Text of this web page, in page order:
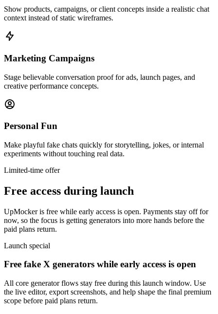
Show products, campaigns, or client concepts inside a realistic chat
context instead of static wireframes.
Marketing Campaigns
Stage believable conversation proof for ads, launch pages, and
creative performance concepts.
Personal Fun
Make playful fake chats quickly for storytelling, jokes, or internal
experiments without touching real data.
Limited-time offer
Free access during launch
UpMocker is free while early access is open. Payments stay off for
now, so the focus is getting generators into more hands before the
paid plans return.
Launch special
Free fake X generators while early access is open
All core generator flows stay free during this launch window. Use
the live editor, export screenshots, and help shape the final premium
scope before paid plans return.